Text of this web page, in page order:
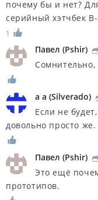
почему бы и нет?
серийный хэтчбек
1
Павел (Pshir)
Сомнительно,
а а (Silverado)
Если не
довольно просто же.
Павел (Pshir)
Это ещё
прототипов.